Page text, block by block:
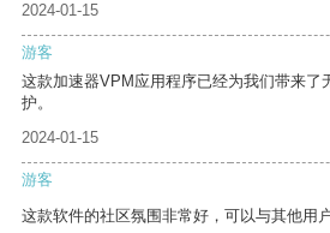
2024-01-15
游客
这款加速器VPM应用程序已经为我们带来了
护。
2024-01-15
游客
这款软件的社区氛围非常好，可以与其他用